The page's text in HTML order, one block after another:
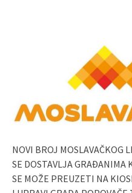
NOVI BROJ MOSLAVAČKOG
SE DOSTAVLJA GRAĐANIMA
SE MOŽE PREUZETI NA